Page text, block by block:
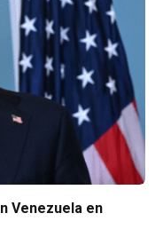
Venezuela en